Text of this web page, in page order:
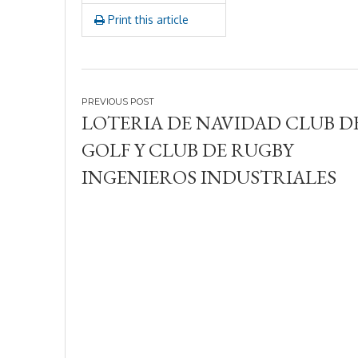
2
4
Print this article
Navegación
de
entradas
LOTERIA DE NAVIDAD CLUB
GOLF Y CLUB DE RUGBY
INGENIEROS INDUSTRIALES